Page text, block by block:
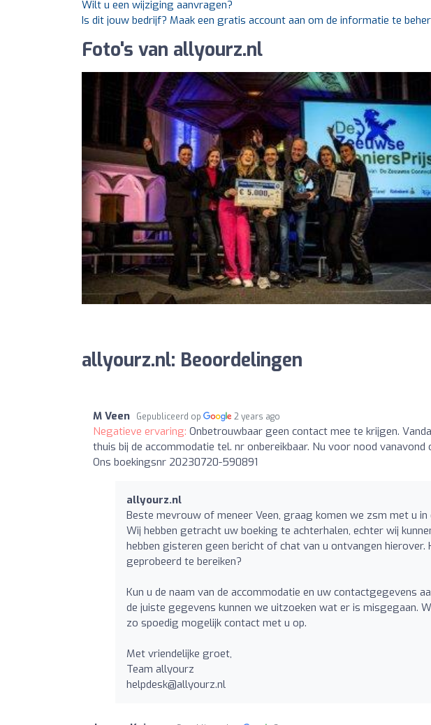
Wilt u een wijziging aanvragen?
Is dit jouw bedrijf? Maak een gratis account aan om de informatie te
Foto's van allyourz.nl
allyourz.nl: Beoordelingen
M Veen Gepubliceerd op 2 years ago
Negatieve ervaring: Onbetrouwbaar geen contact mee te krijgen.
thuis bij de accommodatie tel. nr onbereikbaar. Nu voor nood
Ons boekingsnr 20230720-590891
allyourz.nl
Beste mevrouw of meneer Veen, graag komen we zsm met u in
Wij hebben getracht uw boeking te achterhalen, echter wij
hebben gisteren geen bericht of chat van u ontvangen
geprobeerd te bereiken?
Kun u de naam van de accommodatie en uw contactgegevens
de juiste gegevens kunnen we uitzoeken wat er is misgegaan.
zo spoedig mogelijk contact met u op.
Met vriendelijke groet,
Team allyourz
helpdesk@allyourz.nl